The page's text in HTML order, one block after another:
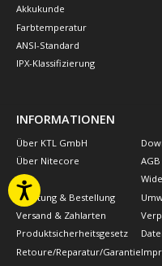
Akkukunde
Farbtemperatur
ANSI-Standard
IPX-Klassifizierung
INFORMATIONEN
Über KTL GmbH
Über Nitecore
FAQ
Beratung & Bestellung
Versand & Zahlarten
Produktsicherheitsgesetz
Retoure/Reparatur/Garantie
AGB